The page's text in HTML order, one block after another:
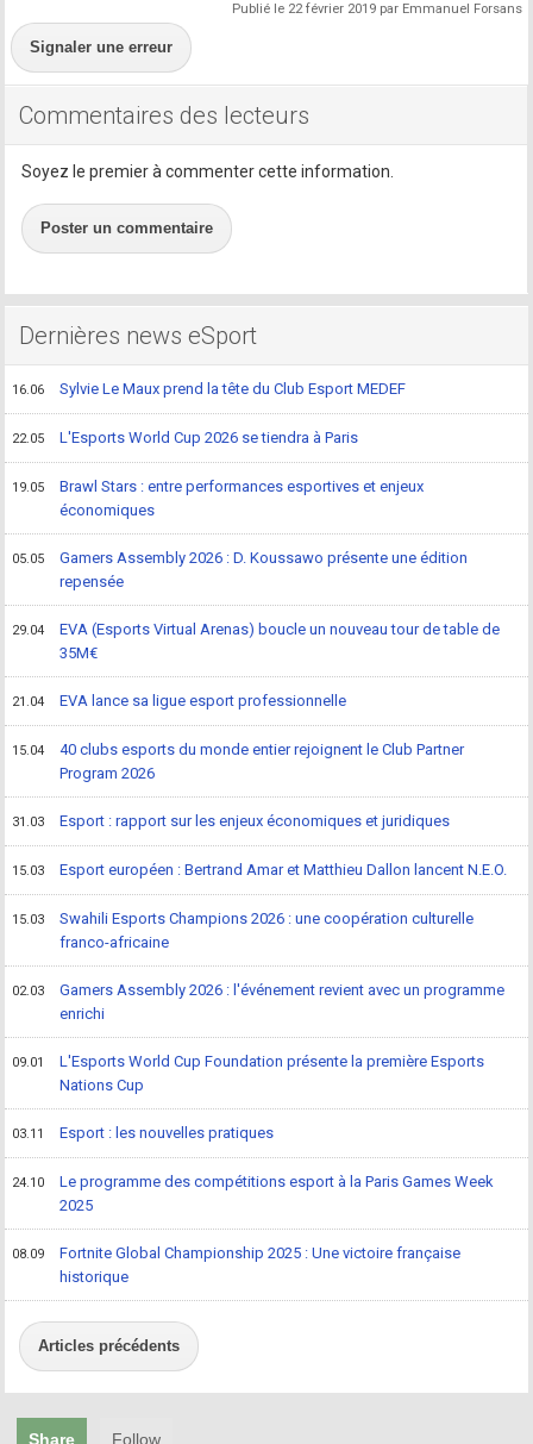
Publié le 22 février 2019 par Emmanuel Forsans
Signaler une erreur
Commentaires des lecteurs
Soyez le premier à commenter cette information.
Poster un commentaire
Dernières news eSport
16.06 Sylvie Le Maux prend la tête du Club Esport MEDEF
22.05 L'Esports World Cup 2026 se tiendra à Paris
19.05
Brawl Stars : entre performances esportives et enjeux
économiques
05.05
Gamers Assembly 2026 : D. Koussawo présente une édition
repensée
29.04
EVA (Esports Virtual Arenas) boucle un nouveau tour de table de
35M€
21.04 EVA lance sa ligue esport professionnelle
15.04
40 clubs esports du monde entier rejoignent le Club Partner
Program 2026
31.03 Esport : rapport sur les enjeux économiques et juridiques
15.03 Esport européen : Bertrand Amar et Matthieu Dallon lancent N.E.O.
15.03
Swahili Esports Champions 2026 : une coopération culturelle
franco-africaine
02.03
Gamers Assembly 2026 : l'événement revient avec un programme
enrichi
09.01
L'Esports World Cup Foundation présente la première Esports
Nations Cup
03.11 Esport : les nouvelles pratiques
24.10
Le programme des compétitions esport à la Paris Games Week
2025
08.09
Fortnite Global Championship 2025 : Une victoire française
historique
Articles précédents
Share Follow